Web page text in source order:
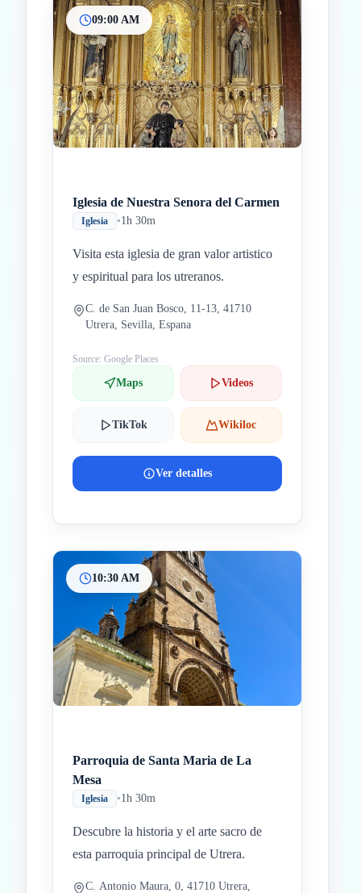
InicioParadas intermedias
Final
09:00 AM
Iglesia de Nuestra Senora del Carmen
Iglesia •1h 30m
Visita esta iglesia de gran valor artistico
y espiritual para los utreranos.
C. de San Juan Bosco, 11-13, 41710
Utrera, Sevilla, Espana
Source: Google Places
Maps Videos
TikTok Wikiloc
Ver detalles
10:30 AM
Parroquia de Santa Maria de La
Mesa
Iglesia •1h 30m
Descubre la historia y el arte sacro de
esta parroquia principal de Utrera.
C. Antonio Maura, 0, 41710 Utrera,